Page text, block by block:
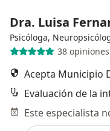
Dra. Luisa
Psicóloga,
38 opiniones
Acepta Municipio